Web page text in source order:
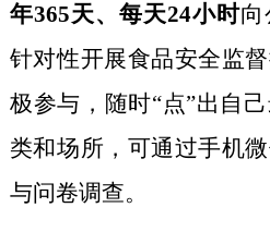
年365天、每天24小时向
针对性开展食品安全监
极参与，随时“点”出自
类和场所，可通过手机
与问卷调查。